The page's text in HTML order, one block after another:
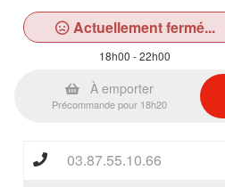
Actuellement fermé...
18h00 - 22h00
À emporter
Précommande pour 18h20
03.87.55.10.66